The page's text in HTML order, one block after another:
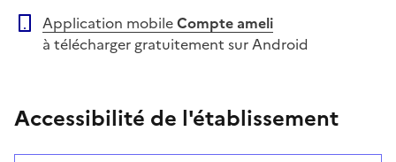
Application mobileCompte ameli
à télécharger gratuitement sur Android
Accessibilité de l'établissement